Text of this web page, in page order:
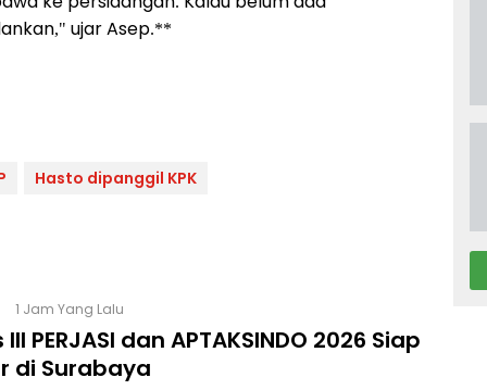
ujar Asep.**
Hasto dipanggil KPK
1 Jam Yang Lalu
PERJASI dan APTAKSINDO 2026 Siap
di Surabaya